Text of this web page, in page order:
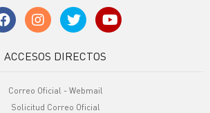
ACCESOS DIRECTOS
Correo Oficial - Webmail
Solicitud Correo Oficial